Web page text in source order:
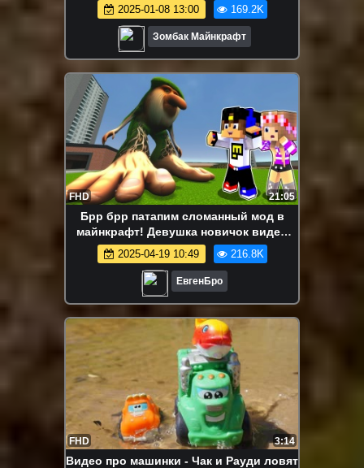
2025-01-08 13:00 169.2K
Зомбак Майнкрафт
FHD 21:05
Брр брр патапим сломанный мод в
майнкрафт! Девушка новичок видео
minecraft
2025-04-19 10:49 216.8K
ЕвгенБро
FHD 3:14
Видео про машинки - Чак и Рауди ловят